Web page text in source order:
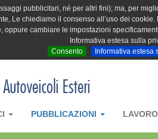
pubblicitari, né per altri fini); ma, per
Le chiediamo il consenso all’uso dei
cambiare le impostazioni
Informativa estesa sulla
Consento
Informativa estesa
PUBBLICAZIONI LAVORO